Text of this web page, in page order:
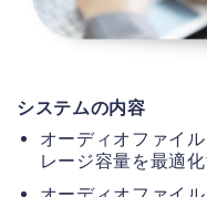
システムの内容
オーディオファイ
レージ容量を最適